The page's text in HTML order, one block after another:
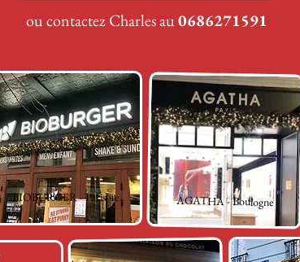
ou contactez Charles au0686271591
BIOBURGER - Paris 4e AGATHA - Boulogne